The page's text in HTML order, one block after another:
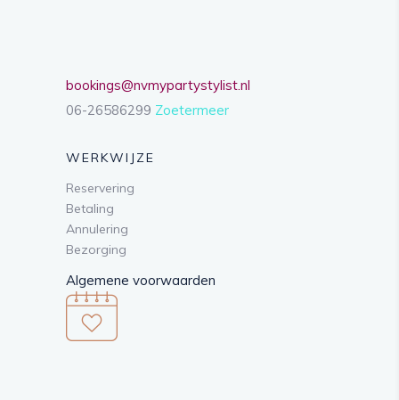
bookings@nvmypartystylist.nl
06-26586299 Zoetermeer
WERKWIJZE
Reservering
Betaling
Annulering
Bezorging
Algemene voorwaarden